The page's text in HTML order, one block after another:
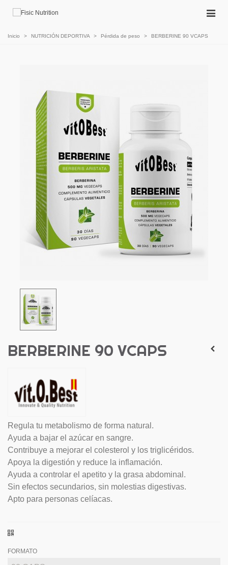
Inicio > NUTRICIÓN DEPORTIVA > Pérdida de peso > BERBERINE 90 VCAPS
BERBERINE 90 VCAPS
Regula tu metabolismo de forma natural.
Ayuda a bajar el azúcar en sangre.
Contribuye a mejorar el colesterol y los triglicéridos.
Apoya la digestión y reduce la inflamación.
Ayuda a controlar el apetito y la grasa abdominal.
Sin efectos secundarios, sin molestias digestivas.
Apto para personas celíacas.
FORMATO